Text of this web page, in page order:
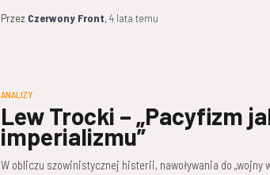
Przez Czerwony Front, 4 lata temu
ANALIZY
Lew Trocki – „Pacyfizm
imperializmu”
W obliczu szowinistycznej histerii, nawoływania do